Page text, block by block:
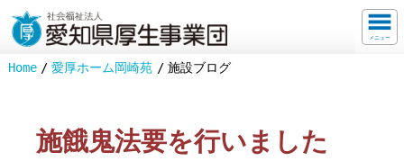
メニュー
Home 愛厚ホーム岡崎苑 施設ブログ
施餓鬼法要を行いました